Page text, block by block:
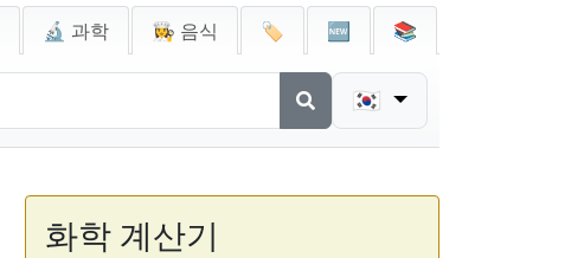
🔬 과학 👩‍🍳 음식 🏷️ 🆕 📚
🇰🇷
화학 계산기